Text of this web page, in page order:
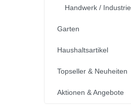
Handwerk / Industrie
Garten
Haushaltsartikel
Topseller & Neuheiten
Aktionen & Angebote